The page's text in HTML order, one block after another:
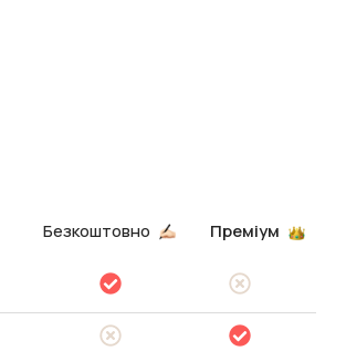
Безкоштовно Преміум